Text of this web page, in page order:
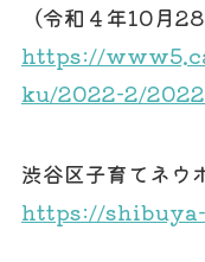
（令和４年10月
https://
ku/2022-2/
渋谷区子育てネウ
https://